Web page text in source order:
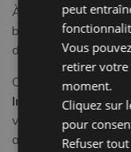
À votre arrivée,
bienvenue et un
dès le début !
Chaque jour, vous
Inclusive, avec des
végétariens et une
alimentaires.
peut
Vous
retirer votre
moment.
Cliquez sur
pour
Refuser